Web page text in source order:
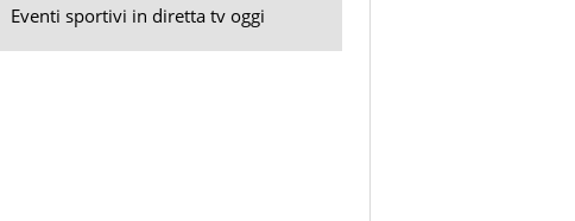
Eventi sportivi in diretta tv oggi